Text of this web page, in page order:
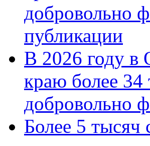
добровольно
публикации
В 2026 году в
краю более 34
добровольно
Более 5 тысяч